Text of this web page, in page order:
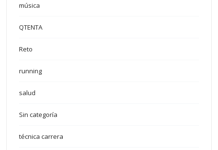
música
QTENTA
Reto
running
salud
Sin categoría
técnica carrera